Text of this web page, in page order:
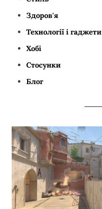
Здоров'я
Технології і гаджети
Хобі
Стосунки
Блог